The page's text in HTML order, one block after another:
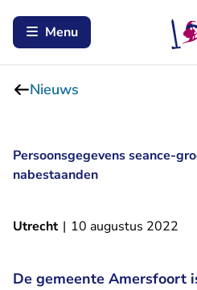
Menu
Nieuws
Persoonsgegevens seance-
nabestaanden
Utrecht | 10 augustus 2022
De gemeente Amersfoort